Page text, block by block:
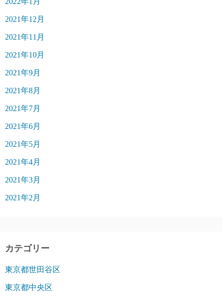
2021年12月
2021年11月
2021年10月
2021年9月
2021年8月
2021年7月
2021年6月
2021年5月
2021年4月
2021年3月
2021年2月
カテゴリー
東京都世田谷区
東京都中央区